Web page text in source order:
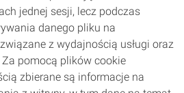
jednej sesji, lecz podczas
danego pliku na
z wydajnością usługi oraz
pomocą plików cookie
zbierane są informacje na